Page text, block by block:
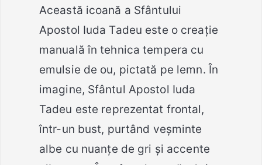
Această icoană a Sfântului
Apostol Iuda Tadeu este o creație
manuală în tehnica tempera cu
emulsie de ou, pictată pe lemn. În
imagine, Sfântul Apostol Iuda
Tadeu este reprezentat frontal,
într-un bust, purtând veșminte
albe cu nuanțe de gri și accente